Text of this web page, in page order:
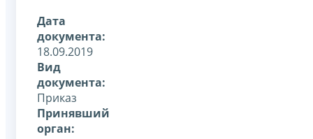
Дата
документа:
18.09.2019
Вид
документа:
Приказ
Принявший
орган: